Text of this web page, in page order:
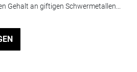
Gehalt an giftigen Schwermetallen...